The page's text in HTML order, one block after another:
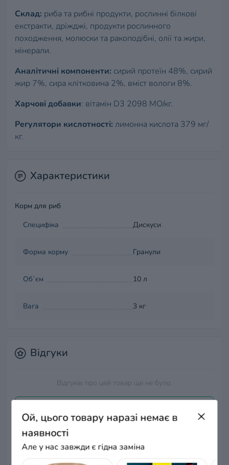
Склад: риба та рибні продукти, рослинні білкові
екстракти, дріжджі, продукти рослинного
походження, молюски та ракоподібні, олії та жири,
мінерали.
Аналітичні компоненти: сирий протеїн 48%, сирий
жир 7%, сира клітковина 2%, вміст вологи 8%.
Харчові добавки: вітамін D3 2098 МО/кг.
Регулятори кислотності: лимонна кислота 379 мг/
кг.
Характеристики
Корм для риб
Специфіка
Дискуси
Форма корму Гранули
Об`єм 10 л
Вага 3 кг
Відгуки
Відгуків про цей товар ще не було.
Немає відгуків про цей товар, станьте
Ой, цього товару наразі немає в
наявності
Але у нас завжди є гідна заміна